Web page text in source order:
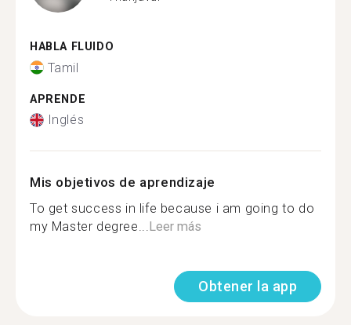
HABLA FLUIDO
Tamil
APRENDE
Inglés
Mis objetivos de aprendizaje
To get success in life because i am going to do
my Master degree...Leer más
Obtener la app